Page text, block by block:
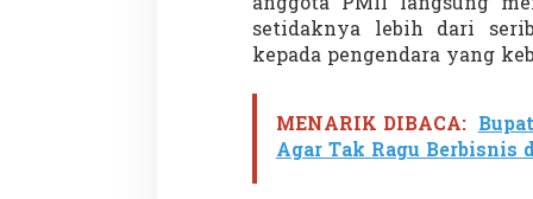
setidaknya lebih dari
kepada pengendara yang
MENARIK DIBACA:
Agar Tak Ragu Berbisnis